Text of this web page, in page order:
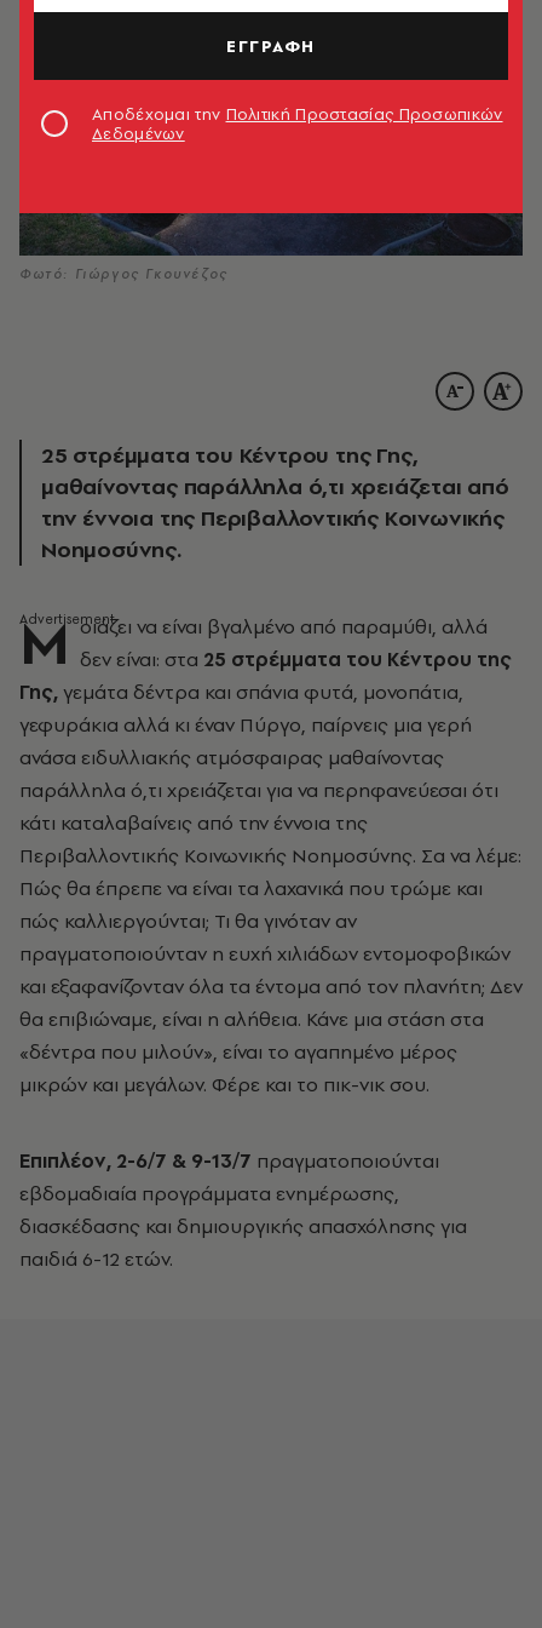
Φωτό: Γιώργος Γκουνέζος
25 στρέμματα του Κέντρου της Γης,
μαθαίνοντας παράλληλα ό,τι χρειάζεται από
την έννοια της Περιβαλλοντικής Κοινωνικής
Νοημοσύνης.
M οιάζει να είναι βγαλμένο από παραμύθι, αλλά
δεν είναι: στα 25 στρέμματα του Κέντρου της
Γης,γεμάτα δέντρα και σπάνια φυτά, μονοπάτια,
γεφυράκια αλλά κι έναν Πύργο, παίρνεις μια γερή
ανάσα ειδυλλιακής ατμόσφαιρας μαθαίνοντας
παράλληλα ό,τι χρειάζεται για να περηφανεύεσαι ότι
κάτι καταλαβαίνεις από την έννοια της
Περιβαλλοντικής Κοινωνικής Νοημοσύνης. Σα να λέμε:
Πώς θα έπρεπε να είναι τα λαχανικά που τρώμε και
πώς καλλιεργούνται; Τι θα γινόταν αν
πραγματοποιούνταν η ευχή χιλιάδων εντομοφοβικών
και εξαφανίζονταν όλα τα έντομα από τον πλανήτη; Δεν
θα επιβιώναμε, είναι η αλήθεια. Κάνε μια στάση στα
«δέντρα που μιλούν», είναι το αγαπημένο μέρος
μικρών και μεγάλων. Φέρε και το πικ-νικ σου.
Επιπλέον, 2-6/7 & 9-13/7 πραγματοποιούνται
εβδομαδιαία προγράμματα ενημέρωσης,
διασκέδασης και δημιουργικής απασχόλησης για
παιδιά 6-12 ετών.
ΕΓΓΡΑΦΗ
Αποδέχομαι την Πολιτική Προστασίας Προσωπικών
Δεδομένων